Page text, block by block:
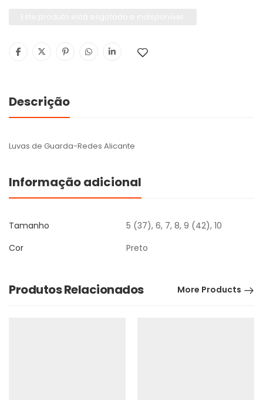
Descrição
Luvas de Guarda-Redes Alicante
Informação adicional
Tamanho
5 (37), 6, 7, 8, 9 (42), 10
Cor
Preto
Produtos Relacionados More Products